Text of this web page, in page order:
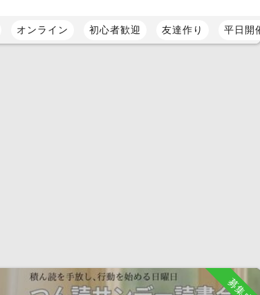
オンライン 初心者歓迎 友達作り 平日開